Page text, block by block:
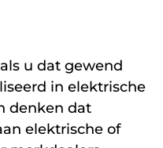
u dat gewend
in elektrische
denken dat
elektrische of